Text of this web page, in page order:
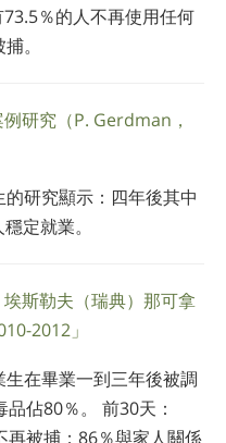
％的人不再使用任何
。
研究（P. Gerdman，
研究顯示：四年後其中
定就業。
埃斯勒夫（瑞典）那可拿
2012」
在畢業一到三年後被調
佔80％。 前30天：
再被捕；86％與家人關係